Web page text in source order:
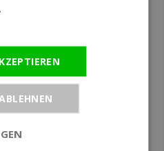
Versace VEWCA0324
Greca Jewel
Damenuhr 28 mm